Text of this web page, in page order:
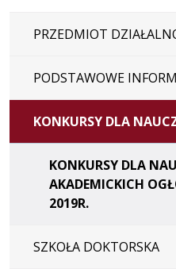
PRZEDMIOT
PODSTAWOWE
KONKURSY DLA
KONKURSY DLA
AKADEMICKICH
2019R.
SZKOŁA DOKTORSKA